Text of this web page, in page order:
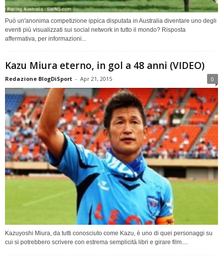
Può un'anonima competizione ippica disputata in Australia diventare uno degli
eventi più visualizzati sui social network in tutto il mondo? Risposta
affermativa, per informazioni...
Kazu Miura eterno, in gol a 48 anni (VIDEO)
Redazione BlogDiSport - Apr 21, 2015 0
Kazuyoshi Miura, da tutti conosciuto come Kazu, è uno di quei personaggi su
cui si potrebbero scrivere con estrema semplicità libri e girare film....